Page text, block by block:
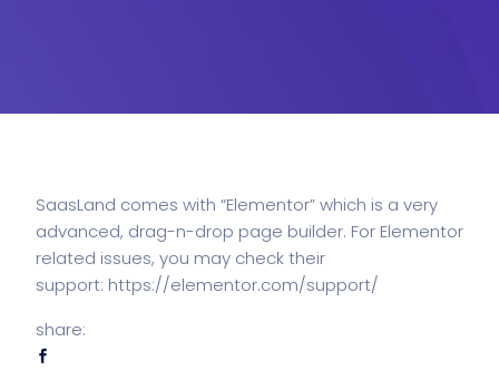
SaasLand comes with “Elementor” which is a very
advanced, drag-n-drop page builder. For Elementor
related issues, you may check their
support: https://elementor.com/support/
share: